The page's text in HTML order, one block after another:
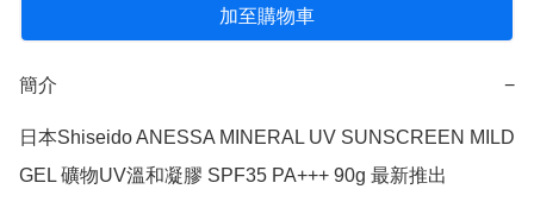
加至購物車
簡介 −
日本Shiseido ANESSA MINERAL UV SUNSCREEN MILD
GEL 礦物UV溫和凝膠 SPF35 PA+++ 90g 最新推出